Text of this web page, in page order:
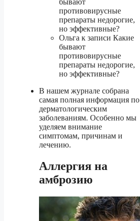
бывают
противовирусные
препараты недорогие,
но эффективные?
Ольга к записи Какие
бывают
противовирусные
препараты недорогие,
но эффективные?
В нашем журнале собрана
самая полная информация по
дерматологическим
заболеваниям. Особенно мы
уделяем внимание
симптомам, причинам и
лечению.
Аллергия на
амброзию